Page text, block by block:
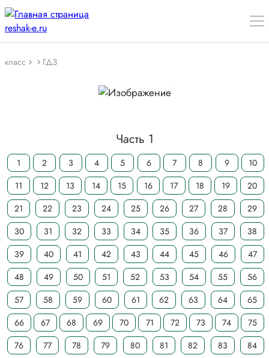
класс ГДЗ
Часть 1
1 2 3 4 5 6 7 8 9
10
11
12 13 14 15 16 17 18 19
20
21
22 23 24 25 26 27 28
29
30
31 32 33 34 35 36 37
38
39
40 41 42 43 44 45 46
47
48
49 50 51 52 53 54 55
56
57
58 59 60 61 62 63 64
65
66
67 68 69 70 71 72 73 74
75
76
77 78 79 80 81 82 83
84